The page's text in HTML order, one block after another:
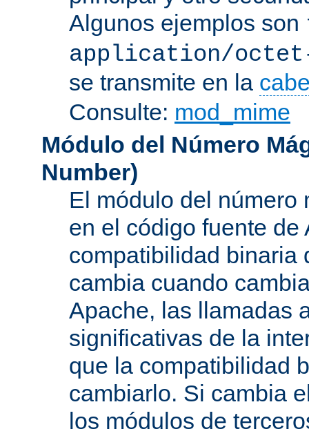
Algunos ejemplos son
application/
se transmite en la
Consulte: mod_mime
Módulo del Número
Number)
El módulo del número
en el código fuente
compatibilidad binaria
cambia cuando
Apache, las llamadas
significativas de la
que la compatibilidad
cambiarlo. Si cambia
los módulos de